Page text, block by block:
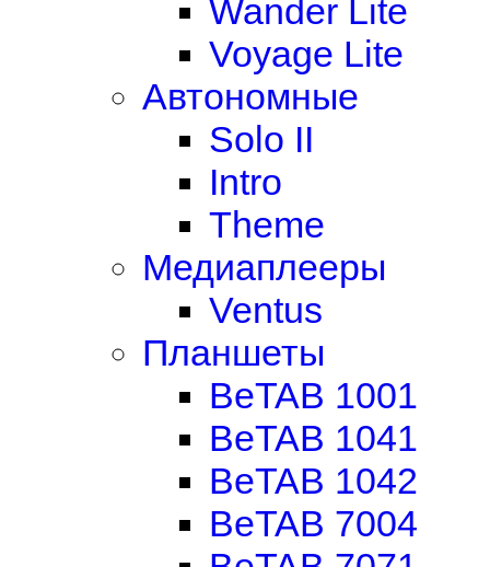
Wander Lite
Voyage Lite
Автономные
Solo II
Intro
Theme
Медиаплееры
Ventus
Планшеты
BeTAB 1001
BeTAB 1041
BeTAB 1042
BeTAB 7004